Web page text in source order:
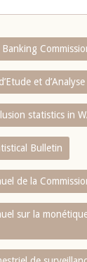
Banking
et
statistics in
Bulletin
de la
sur la